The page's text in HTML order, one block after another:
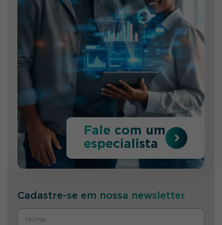
Fale com um
especialista
Cadastre-se em nossa newsletter